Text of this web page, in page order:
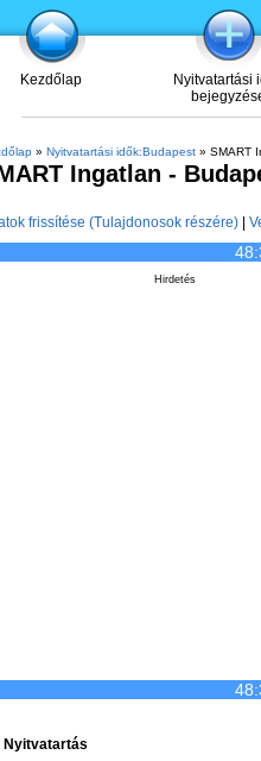
Kezdőlap
Nyitvatartási
» Nyitvatartási idők:Budapest» SMART
Ingatlan -
frissítése (Tulajdonosok részére)|
Hirdetés
Nyitvatartás